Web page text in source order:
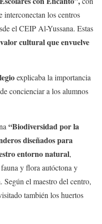
interconectan los centros
el CEIP Al-Yussana. Estas
cultural que envuelve
explicaba la importancia
concienciar a los alumnos
“Biodiversidad por la
diseñados para
entorno natural,
y flora autóctona y
el maestro del centro,
también los huertos